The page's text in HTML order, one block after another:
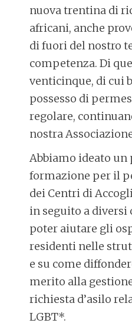
nuova trentina di
africani, anche
di fuori del nostro
competenza. Di
venticinque, di cui
possesso di
regolare,
nostra
Abbiamo ideato
formazione per il
dei Centri di
in seguito a diversi
poter aiutare gli
residenti nelle
e su come
merito alla
richiesta d’asilo
LGBT*.